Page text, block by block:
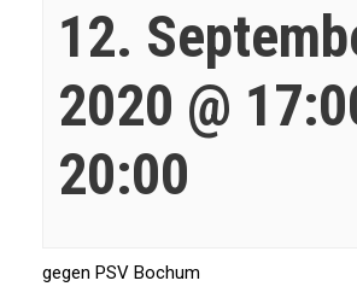
12.
2020 @
20:00
gegen PSV Bochum